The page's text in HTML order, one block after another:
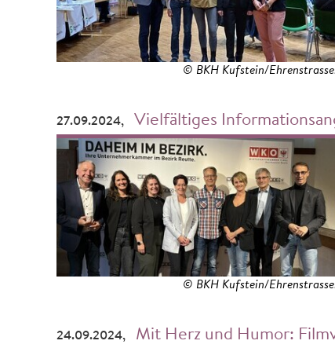
© BKH Kufstein/
27.09.2024, Vielfältiges
© BKH Kufstein/
24.09.2024, Mit Herz und Humor: